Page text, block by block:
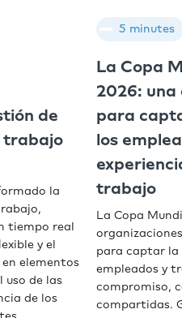
de
trabajo
la
tiempo real
y el
elementos
uso de las
de los
5 minutes
La Copa
2026:
para
los
trabajo
La Copa
para captar la
empleados y
compromiso,
compartidas.